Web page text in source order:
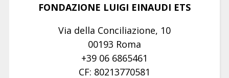
FONDAZIONE LUIGI EINAUDI ETS
Via della Conciliazione, 10
00193 Roma
+39 06 6865461
CF: 80213770581